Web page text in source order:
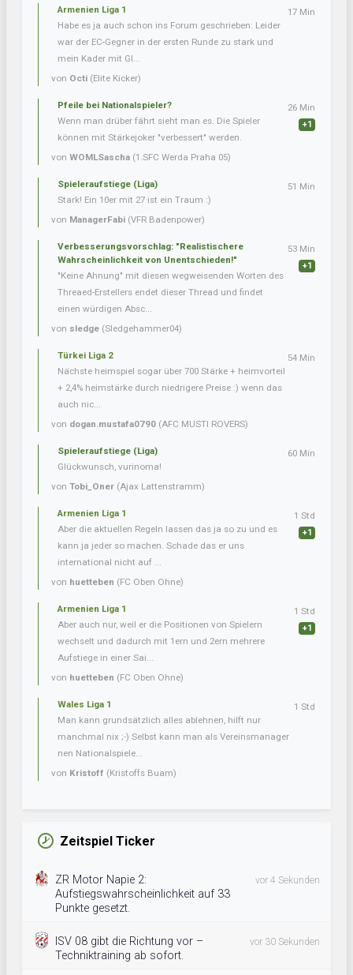
Armenien Liga 1
Habe es ja auch schon ins Forum geschrieben: Leider
war der EC-Gegner in der ersten Runde zu stark und
mein Kader mit Gl...
von Octi (Elite Kicker)
17 Min
Pfeile bei Nationalspieler?
Wenn man drüber fährt sieht man es. Die Spieler
können mit Stärkejoker "verbessert" werden.
von WOMLSascha (1.SFC Werda Praha 05)
26 Min
+1
Spieleraufstiege (Liga)
Stark! Ein 10er mit 27 ist ein Traum :)
von ManagerFabi (VFR Badenpower)
51 Min
Verbesserungsvorschlag: "Realistischere
Wahrscheinlichkeit von Unentschieden!"
"Keine Ahnung" mit diesen wegweisenden Worten des
Threaed-Erstellers endet dieser Thread und findet
einen würdigen Absc...
von sledge (Sledgehammer04)
53 Min
+1
Türkei Liga 2
Nächste heimspiel sogar über 700 Stärke + heimvorteil
+ 2,4% heimstärke durch niedrigere Preise :) wenn das
auch nic...
von dogan.mustafa0790 (AFC MUSTI ROVERS)
54 Min
Spieleraufstiege (Liga)
Glückwunsch, vurinoma!
von Tobi_Oner (Ajax Lattenstramm)
60 Min
Armenien Liga 1
Aber die aktuellen Regeln lassen das ja so zu und es
kann ja jeder so machen. Schade das er uns
international nicht auf ...
von huetteben (FC Oben Ohne)
1 Std
+1
Armenien Liga 1
Aber auch nur, weil er die Positionen von Spielern
wechselt und dadurch mit 1ern und 2ern mehrere
Aufstiege in einer Sai...
von huetteben (FC Oben Ohne)
1 Std
+1
Wales Liga 1
Man kann grundsätzlich alles ablehnen, hilft nur
manchmal nix ;-) Selbst kann man als Vereinsmanager
nen Nationalspiele...
von Kristoff (Kristoffs Buam)
1 Std
Zeitspiel Ticker
ZR Motor Napie 2:
Aufstiegswahrscheinlichkeit auf 33
Punkte gesetzt.
vor 4 Sekunden
ISV 08 gibt die Richtung vor –
Techniktraining ab sofort.
vor 30 Sekunden